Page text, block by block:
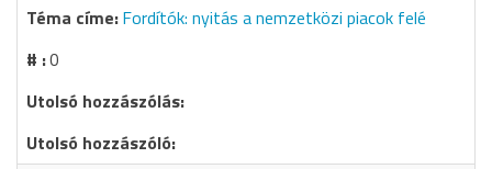
Fordítók: nyitás a nemzetközi piacok felé
0